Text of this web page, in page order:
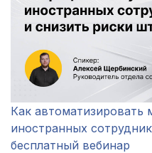
Как автоматизировать
иностранных
бесплатный вебинар